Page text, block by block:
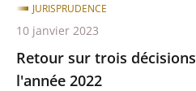
Retour sur trois
l'année 2022
JURISPRUDENCE
10 janvier 2023